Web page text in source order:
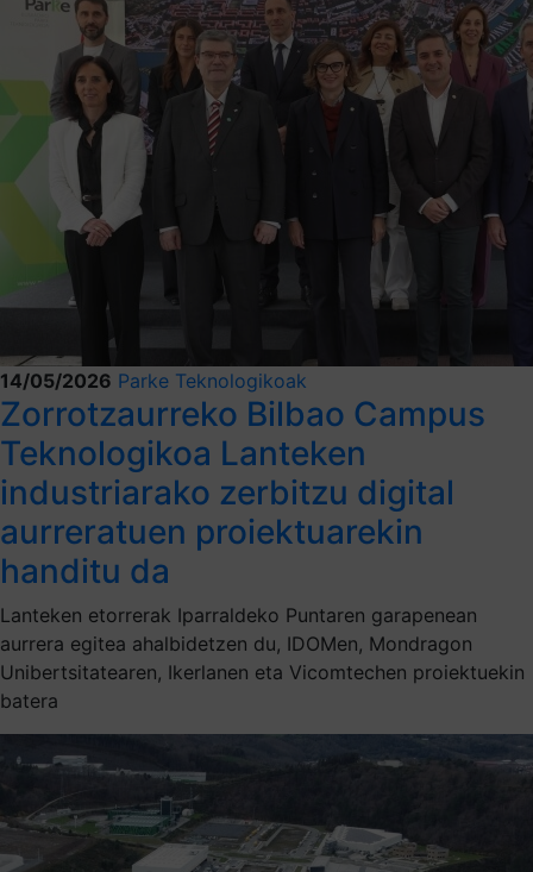
14/05/2026 Parke Teknologikoak
Zorrotzaurreko Bilbao Campus
Teknologikoa Lanteken
industriarako zerbitzu digital
aurreratuen proiektuarekin
handitu da
Lanteken etorrerak Iparraldeko Puntaren garapenean
aurrera egitea ahalbidetzen du, IDOMen, Mondragon
Unibertsitatearen, Ikerlanen eta Vicomtechen proiektuekin
batera